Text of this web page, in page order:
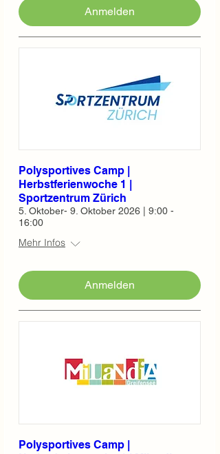
Anmelden
Polysportives Camp |
Herbstferienwoche 1 |
Sportzentrum Zürich
5. Oktober- 9. Oktober 2026 | 9:00 -
16:00
Mehr Infos
Anmelden
Polysportives Camp |